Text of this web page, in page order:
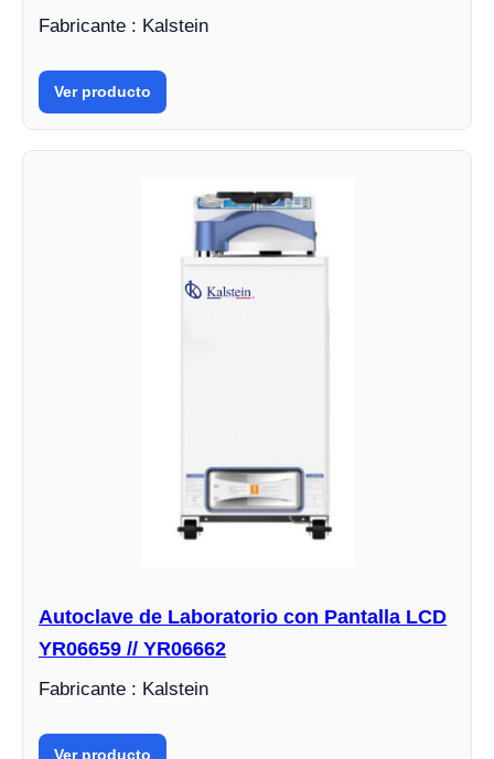
Fabricante : Kalstein
Ver producto
Autoclave de Laboratorio con Pantalla LCD
YR06659 // YR06662
Fabricante : Kalstein
Ver producto